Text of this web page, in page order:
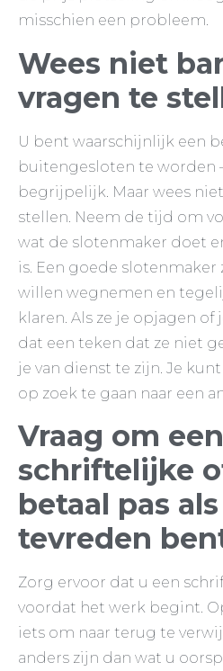
misschien een probleem.
Wees niet
vragen te
U bent waarschijnlijk een
buitengesloten te worden
begrijpelijk. Maar wees
stellen. Neem de tijd om
wat de slotenmaker doet
is. Een goede slotenmaker
willen wegnemen en
klaren. Als ze je opjagen of
dat een teken dat ze niet
je van dienst te zijn. Je
op zoek te gaan naar een
Vraag om een
schriftelijke
betaal pas
tevreden
Zorg ervoor dat u een
voordat het werk begint.
iets om naar terug te
anders zijn dan wat u